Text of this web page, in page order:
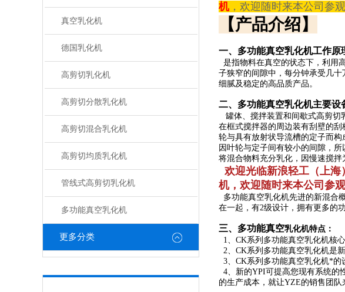
真空乳化机
德国乳化机
高剪切乳化机
高剪切分散乳化机
高剪切混合乳化机
高剪切均质乳化机
管线式高剪切乳化机
多功能真空乳化机
更多分类
机 ， 欢迎随时来本公司 参观
【产品介绍】
一、 多功能真空乳化机工作原
是指物料在真空的状态下，利用
子狭窄的间隙中，每分钟承受几
细腻及稳定的高品质产品。
二、多功能真空乳化机主要设
罐体、搅拌装置和间歇式高剪切
在框式搅拌器的周边装有刮壁的
轮与具有放射状导流槽的定子而
因叶轮与定子间有较小的间隙，
将混合物料充分乳化，因慢速搅
欢迎光临新浪轻工（上海
机， 欢迎随时来本公司 参
多功能真空乳化机先进的新混合
在一起，有2级设计，拥有更多的
三、 多功能真空乳化机特点：
1、CK系列多功能真空乳化机核
2、 CK系列多功能真空乳化机是
3、 CK系列多功能真空乳化机*的
4、新的YPI可提高您现有系统的
的生产成本，就让YZE的销售团队